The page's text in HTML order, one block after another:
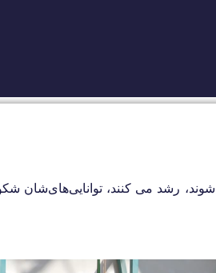
رشد می کنند، توانایی‌های‌شان